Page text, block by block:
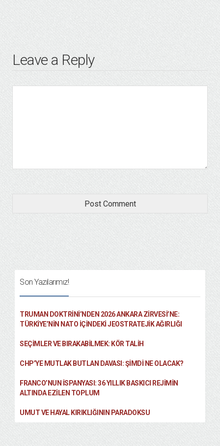
Leave a Reply
Son Yazılarımız!
TRUMAN DOKTRINI’NDEN 2026 ANKARA ZIRVESI’NE:
TÜRKIYE’NIN NATO İÇINDEKI JEOSTRATEJIK AĞIRLIĞI
SEÇIMLER VE BIRAKABILMEK: KÖR TALIH
CHP’YE MUTLAK BUTLAN DAVASI: ŞİMDİ NE OLACAK?
FRANCO’NUN İSPANYASI: 36 YILLIK BASKICI REJIMIN
ALTINDA EZILEN TOPLUM
UMUT VE HAYAL KIRIKLIĞININ PARADOKSU